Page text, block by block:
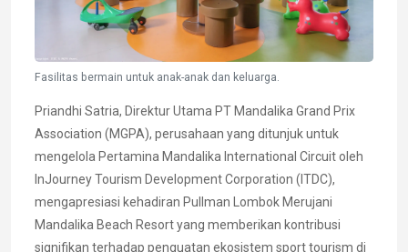
Fasilitas bermain untuk anak-anak dan keluarga.
Priandhi Satria, Direktur Utama PT Mandalika Grand Prix
Association (MGPA), perusahaan yang ditunjuk untuk
mengelola Pertamina Mandalika International Circuit oleh
InJourney Tourism Development Corporation (ITDC),
mengapresiasi kehadiran Pullman Lombok Merujani
Mandalika Beach Resort yang memberikan kontribusi
signifikan terhadap penguatan ekosistem sport tourism di